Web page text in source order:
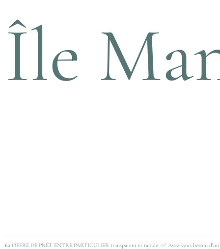
Île
62 OFFRE DE PRÊT ENTRE PARTICULIER transparent et rapide -✅ Avez-vous besoin